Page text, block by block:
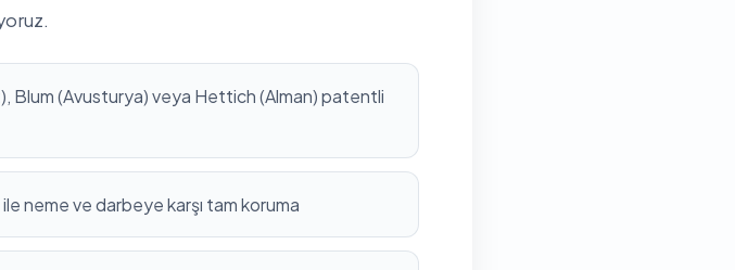
Blum (Avusturya) veya Hettich (Alman) patentli
neme ve darbeye karşı tam koruma